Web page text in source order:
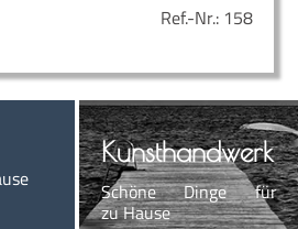
Ref.-Nr.: 158
Kunst­hand­werk
Schö­ne Din­ge für
zu Hause